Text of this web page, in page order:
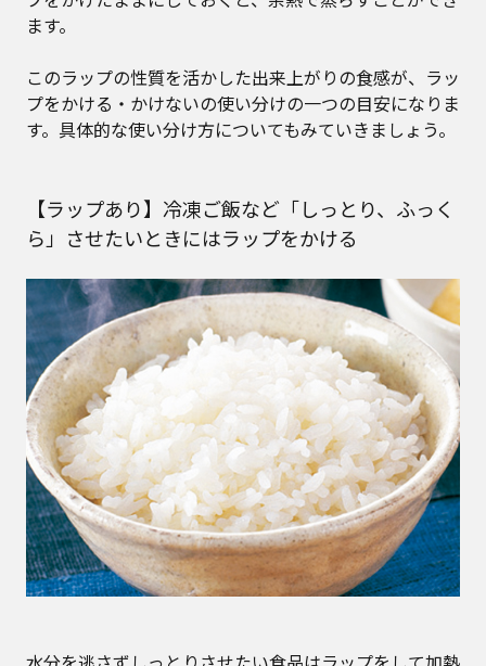
ます。
このラップの性質を活かした出来上がりの食感が、ラッ
プをかける・かけないの使い分けの一つの目安になりま
す。具体的な使い分け方についてもみていきましょう。
【ラップあり】冷凍ご飯など「しっとり、ふっく
ら」させたいときにはラップをかける